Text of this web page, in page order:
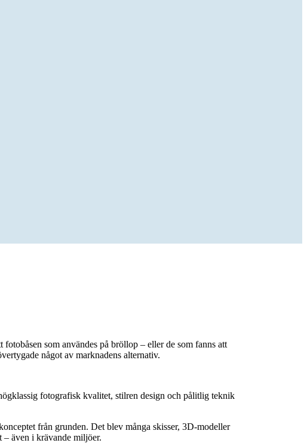
som användes på bröllop – eller de som fanns att
något av marknadens alternativ.
fotografisk kvalitet, stilren design och pålitlig teknik
från grunden. Det blev många skisser, 3D-modeller
– även i krävande miljöer.